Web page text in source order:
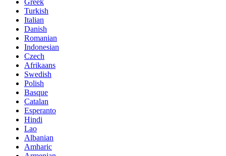
Greek
Turkish
Italian
Danish
Romanian
Indonesian
Czech
Afrikaans
Swedish
Polish
Basque
Catalan
Esperanto
Hindi
Lao
Albanian
Amharic